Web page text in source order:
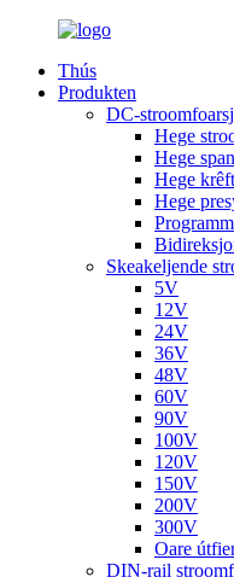
Thús
Produkten
DC-
Hege
Hege
Hege krêft
Hege
Skeakeljende
5V
12V
24V
36V
48V
60V
90V
100V
120V
150V
200V
300V
Oare
DIN-rail